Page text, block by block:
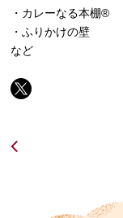
・カレーなる本棚®
・ふりかけの壁
など